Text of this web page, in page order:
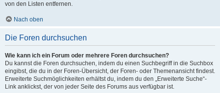
von den Listen entfernen.
Nach oben
Die Foren durchsuchen
Wie kann ich ein Forum oder mehrere Foren durchsuchen?
Du kannst die Foren durchsuchen, indem du einen Suchbegriff in die Suchbox
eingibst, die du in der Foren-Übersicht, der Foren- oder Themenansicht findest.
Erweiterte Suchmöglichkeiten erhältst du, indem du den „Erweiterte Suche“-
Link anklickst, der von jeder Seite des Forums aus verfügbar ist.